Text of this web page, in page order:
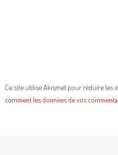
Ce site utilise Akismet pour réduire les
comment les données de vos